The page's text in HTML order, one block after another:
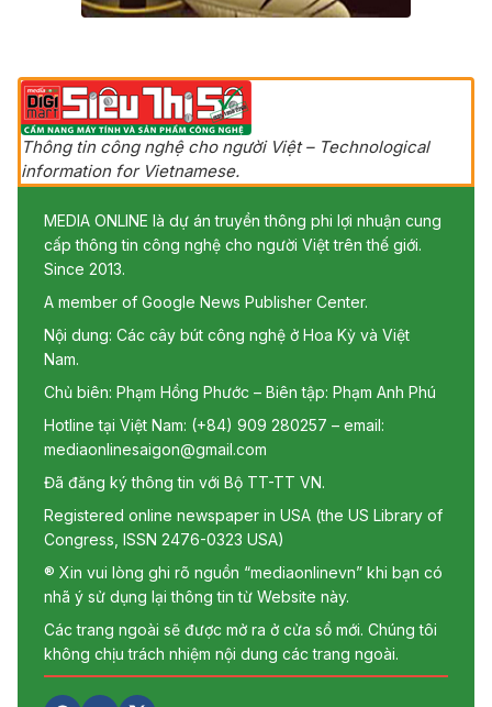
Thông tin công nghệ cho người Việt – Technological
information for Vietnamese.
MEDIA ONLINE là dự án truyền thông phi lợi nhuận cung
cấp thông tin công nghệ cho người Việt trên thế giới.
Since 2013.
A member of Google News Publisher Center.
Nội dung: Các cây bút công nghệ ở Hoa Kỳ và Việt
Nam.
Chủ biên: Phạm Hồng Phước – Biên tập: Phạm Anh Phú
Hotline tại Việt Nam: (+84) 909 280257 – email:
mediaonlinesaigon@gmail.com
Đã đăng ký thông tin với Bộ TT-TT VN.
Registered online newspaper in USA (the US Library of
Congress, ISSN 2476-0323 USA)
® Xin vui lòng ghi rõ nguồn “mediaonlinevn” khi bạn có
nhã ý sử dụng lại thông tin từ Website này.
Các trang ngoài sẽ được mở ra ở cửa sổ mới. Chúng tôi
không chịu trách nhiệm nội dung các trang ngoài.